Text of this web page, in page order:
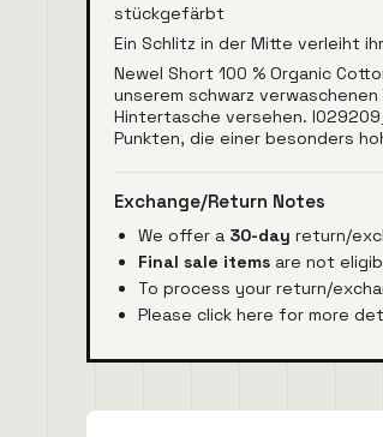
stückgefärbt
Ein Schlitz in der Mitte verleiht
Newel Short 100 % Organic
unserem schwarz
Hintertasche versehen.
Punkten, die einer besonders
Exchange/Return Notes
We offer a 30-day return/
Final sale items are not
To process your return/
Please click here for more